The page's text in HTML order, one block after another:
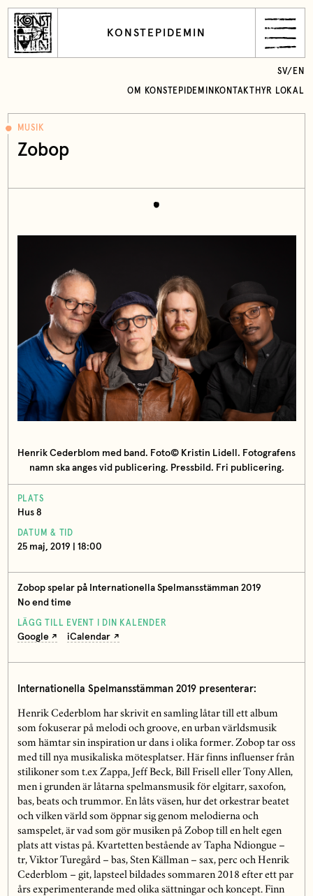
KONSTEPIDEMIN
OM KONSTEPIDEMIN KONTAKT HYR LOKAL
SV/ EN
MUSIK
Zobop
Henrik Cederblom med band. Foto© Kristin Lidell. Fotografens
namn ska anges vid publicering. Pressbild. Fri publicering.
PLATS
Hus 8
DATUM & TID
25 maj, 2019 | 18:00
Zobop spelar på Internationella Spelmansstämman 2019
No end time
LÄGG TILL EVENT I DIN KALENDER
Google iCalendar
Internationella Spelmansstämman 2019 presenterar:
Henrik Cederblom har skrivit en samling låtar till ett album
som fokuserar på melodi och groove, en urban världsmusik
som hämtar sin inspiration ur dans i olika former. Zobop tar oss
med till nya musikaliska mötesplatser. Här finns influenser från
stilikoner som t.ex Zappa, Jeff Beck, Bill Frisell eller Tony Allen,
men i grunden är låtarna spelmansmusik för elgitarr, saxofon,
bas, beats och trummor. En låts väsen, hur det orkestrar beatet
och vilken värld som öppnar sig genom melodierna och
samspelet, är vad som gör musiken på Zobop till en helt egen
plats att vistas på. Kvartetten bestående av Tapha Ndiongue –
tr, Viktor Turegård – bas, Sten Källman – sax, perc och Henrik
Cederblom – git, lapsteel bildades sommaren 2018 efter ett par
års experimenterande med olika sättningar och koncept. Finn